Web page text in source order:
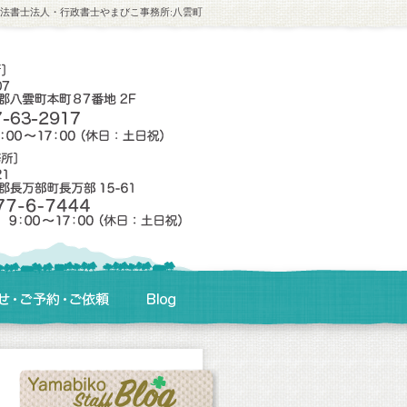
書士法人・行政書士やまびこ事務所:八雲町